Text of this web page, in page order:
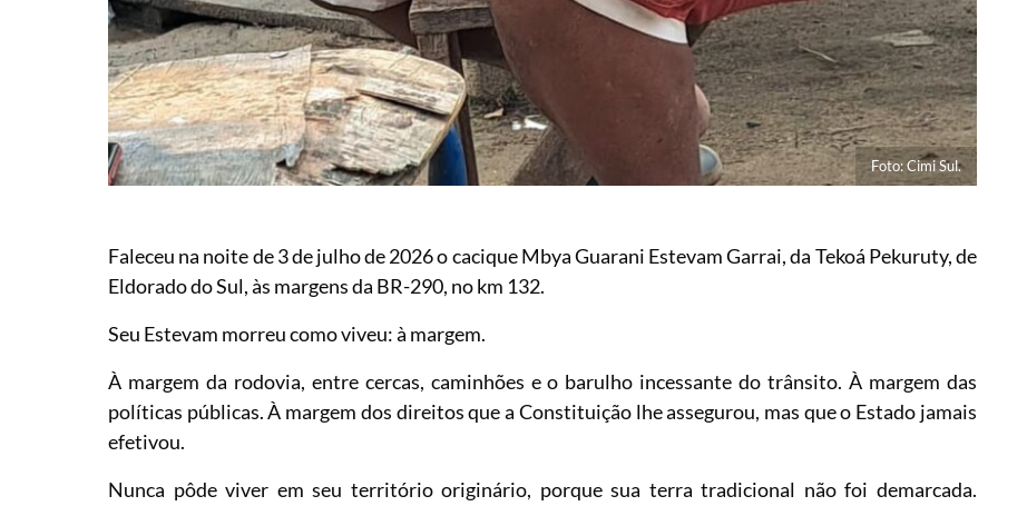
Foto: Cimi Sul.
Faleceu na noite de 3 de julho de 2026 o cacique Mbya Guarani Estevam Garrai, da Tekoá Pekuruty, de
Eldorado do Sul, às margens da BR-290, no km 132.
Seu Estevam morreu como viveu: à margem.
À margem da rodovia, entre cercas, caminhões e o barulho incessante do trânsito. À margem das
políticas públicas. À margem dos direitos que a Constituição lhe assegurou, mas que o Estado jamais
efetivou.
Nunca pôde viver em seu território originário, porque sua terra tradicional não foi demarcada.